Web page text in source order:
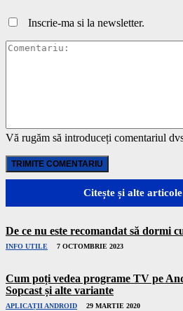
Vă rugăm să introduceți comentariul
Inscrie-ma si la newsletter.
Citește și alte articole
De ce nu este recomandat să dormi
INFO UTILE 7 OCTOMBRIE 2023
Cum poți vedea programe TV pe
Sopcast și alte variante
APLICAȚII ANDROID 29 MARTIE 2020